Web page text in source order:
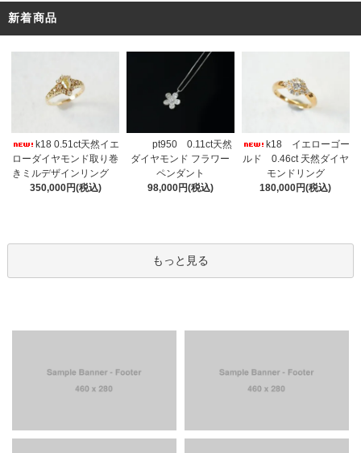
新着商品
k18 0.51ct天然イエ
ローダイヤモンド取り巻
きミルデザインリング
350,000円(税込)
pt950 0.11ct天然
ダイヤモンド フラワー
ペンダント
98,000円(税込)
k18 イエローゴー
ルド 0.46ct 天然ダイヤ
モンドリング
180,000円(税込)
もっと見る